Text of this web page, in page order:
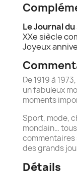
Le Journal
XXe siècle
Joyeux
De 1919 à 1973,
un fabuleux
moments
Sport, mode,
mondain…
commentaires
des grands
Détails